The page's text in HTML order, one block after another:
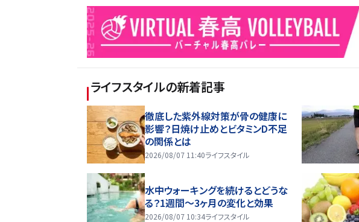
ライフスタイルの新着記事
徹底した紫外線対策が骨の健康に
影響？日焼け止めとビタミンD不足
の関係とは
2026/08/07 11:40ライフスタイル
水中ウォーキングを続けるとどうな
る？1週間～3ヶ月の変化と効果
2026/08/07 10:34ライフスタイル